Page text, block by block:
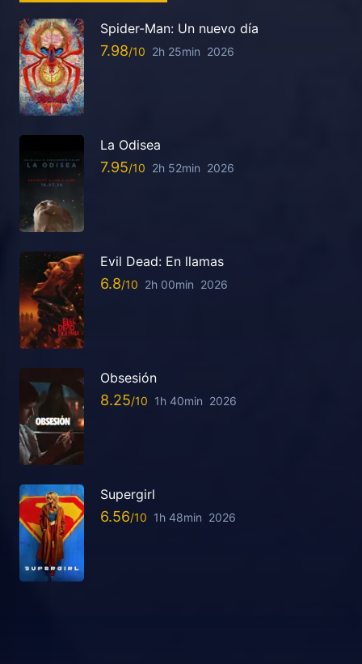
Spider-Man: Un nuevo día
7.98 2h 25min 2026
La Odisea
7.95 2h 52min 2026
Evil Dead: En llamas
6.8 2h 00min 2026
Obsesión
8.25 1h 40min 2026
Supergirl
6.56 1h 48min 2026